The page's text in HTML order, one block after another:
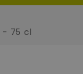
75 cl